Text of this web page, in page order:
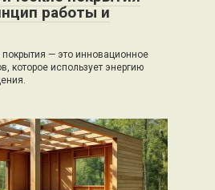
работы и
покрытия — это инновационное
которое использует энергию